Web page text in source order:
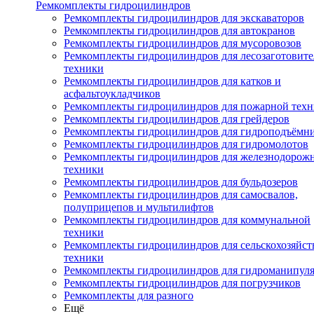
Ремкомплекты гидроцилиндров
Ремкомплекты гидроцилиндров для экскаваторов
Ремкомплекты гидроцилиндров для автокранов
Ремкомплекты гидроцилиндров для мусоровозов
Ремкомплекты гидроцилиндров для
техники
Ремкомплекты гидроцилиндров для катков и
асфальтоукладчиков
Ремкомплекты гидроцилиндров для пожарной
Ремкомплекты гидроцилиндров для грейдеров
Ремкомплекты гидроцилиндров для
Ремкомплекты гидроцилиндров для гидромолотов
Ремкомплекты гидроцилиндров для
техники
Ремкомплекты гидроцилиндров для бульдозеров
Ремкомплекты гидроцилиндров для самосвалов,
полуприцепов и мультилифтов
Ремкомплекты гидроцилиндров для коммунальной
техники
Ремкомплекты гидроцилиндров для
техники
Ремкомплекты гидроцилиндров для
Ремкомплекты гидроцилиндров для погрузчиков
Ремкомплекты для разного
Ещё